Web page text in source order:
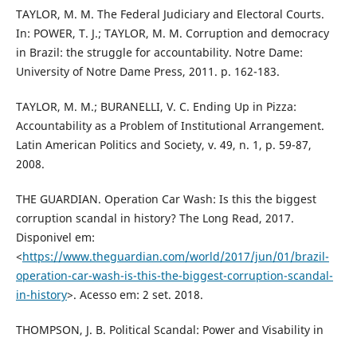
TAYLOR, M. M. The Federal Judiciary and Electoral Courts.
In: POWER, T. J.; TAYLOR, M. M. Corruption and democracy
in Brazil: the struggle for accountability. Notre Dame:
University of Notre Dame Press, 2011. p. 162-183.
TAYLOR, M. M.; BURANELLI, V. C. Ending Up in Pizza:
Accountability as a Problem of Institutional Arrangement.
Latin American Politics and Society, v. 49, n. 1, p. 59-87,
2008.
THE GUARDIAN. Operation Car Wash: Is this the biggest
corruption scandal in history? The Long Read, 2017.
Disponivel em:
<https://www.theguardian.com/world/2017/jun/01/brazil-
operation-car-wash-is-this-the-biggest-corruption-scandal-
in-history>. Acesso em: 2 set. 2018.
THOMPSON, J. B. Political Scandal: Power and Visability in